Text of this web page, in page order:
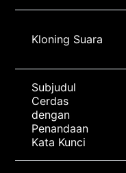
Kloning Suara
Subjudul
Cerdas
dengan
Penandaan
Kata Kunci